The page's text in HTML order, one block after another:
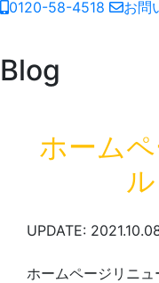
0120-58-4518
お問
Blog
ホーム
UPDATE:
ホームページリニ